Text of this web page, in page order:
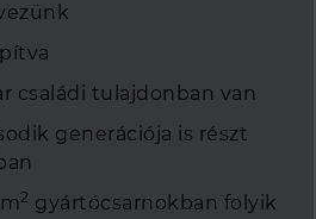
családi tulajdonban van
generációja is részt
2 gyártócsarnokban folyik